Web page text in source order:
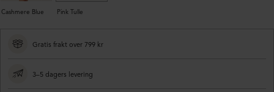
Cashmere Blue Pink Tulle
Gratis frakt over 799 kr
3–5 dagers levering